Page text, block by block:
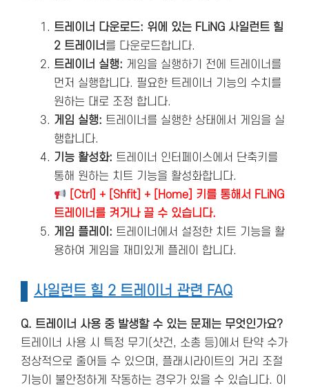
트레이너 다운로드: 위에 있는 FLiNG 사일런트 힐
2 트레이너 를 다운로드합니다.
트레이너 실행: 게임을 실행하기 전에 트레이너를
먼저 실행합니다. 필요한 트레이너 기능의 수치를
원하는 대로 조정 합니다.
게임 실행: 트레이너를 실행한 상태에서 게임을 실
행합니다.
기능 활성화: 트레이너 인터페이스에서 단축키를
통해 원하는 치트 기능을 활성화합니다.
[Ctrl] + [Shfit] + [Home] 키를 통해서 FLiNG
트레이너를 켜거나 끌 수 있습니다.
게임 플레이: 트레이너에서 설정한 치트 기능을 활
용하여 게임을 재미있게 플레이 합니다.
사일런트 힐 2 트레이너 관련 FAQ
Q. 트레이너 사용 중 발생할 수 있는 문제는 무엇인가요?
트레이너 사용 시 특정 무기(샷건, 소총 등)에서 탄약 수가
정상적으로 줄어들 수 있으며, 플래시라이트의 거리 조절
기능이 불안정하게 작동하는 경우가 있을 수 있습니다. 이